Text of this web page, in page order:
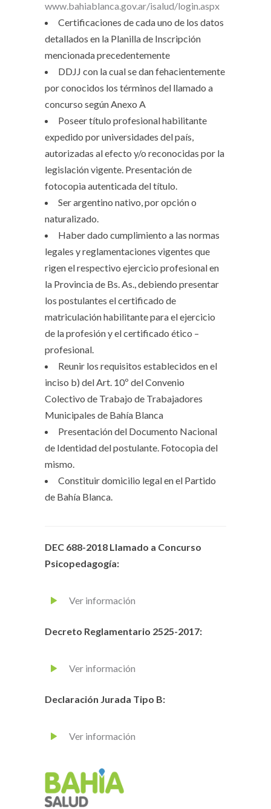
www.bahiablanca.gov.ar/isalud/login.aspx
Certificaciones de cada uno de los datos
detallados en la Planilla de Inscripción
mencionada precedentemente
DDJJ con la cual se dan fehacientemente
por conocidos los términos del llamado a
concurso según Anexo A
Poseer título profesional habilitante
expedido por universidades del país,
autorizadas al efecto y/o reconocidas por la
legislación vigente. Presentación de
fotocopia autenticada del título.
Ser argentino nativo, por opción o
naturalizado.
Haber dado cumplimiento a las normas
legales y reglamentaciones vigentes que
rigen el respectivo ejercicio profesional en
la Provincia de Bs. As., debiendo presentar
los postulantes el certificado de
matriculación habilitante para el ejercicio
de la profesión y el certificado ético –
profesional.
Reunir los requisitos establecidos en el
inciso b) del Art. 10º del Convenio
Colectivo de Trabajo de Trabajadores
Municipales de Bahía Blanca
Presentación del Documento Nacional
de Identidad del postulante. Fotocopia del
mismo.
Constituir domicilio legal en el Partido
de Bahía Blanca.
DEC 688-2018 Llamado a Concurso
Psicopedagogía:
Ver información
Decreto Reglamentario 2525-2017:
Ver información
Declaración Jurada Tipo B:
Ver información